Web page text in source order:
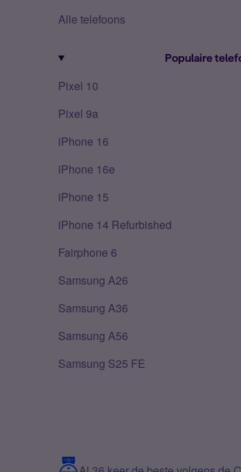
Alle telefoons
Populaire
Pixel 10
Pixel 9a
iPhone 16
iPhone 16e
iPhone 15
iPhone 14 Refurbished
Fairphone 6
Samsung A26
Samsung A36
Samsung A56
Samsung S25 FE